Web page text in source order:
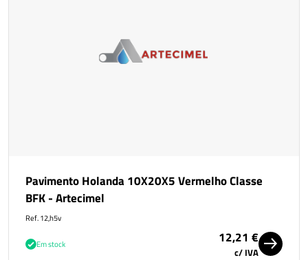
Pavimento Holanda 10X20X5 Vermelho Classe
BFK - Artecimel
Ref. 12,h5v
Em stock 12,21 €
c/ IVA